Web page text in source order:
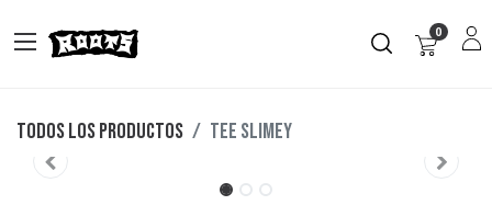
0
Todos los productos TEE SLIMEY